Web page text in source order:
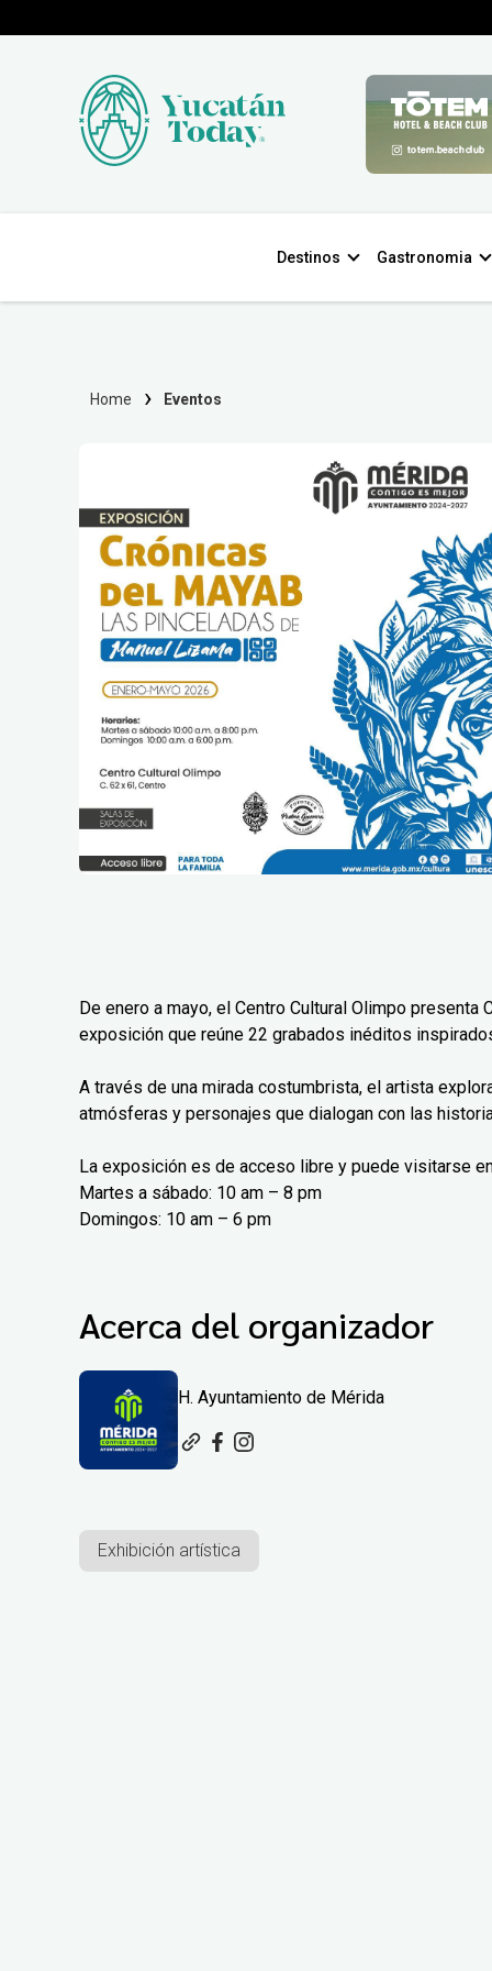
Destinos Gastronomia
Home Eventos
De enero a mayo, el Centro Cultural Olimpo
exposición que reúne 22 grabados inéditos
A través de una mirada costumbrista, el artista
atmósferas y personajes que dialogan con las
La exposición es de acceso libre y puede visitarse
Martes a sábado: 10 am – 8 pm
Domingos: 10 am – 6 pm
Acerca del organizador
H. Ayuntamiento de Mérida
Exhibición artística